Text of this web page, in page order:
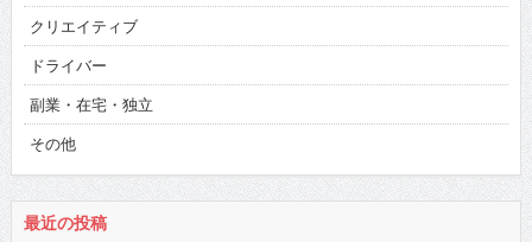
クリエイティブ
ドライバー
副業・在宅・独立
その他
最近の投稿